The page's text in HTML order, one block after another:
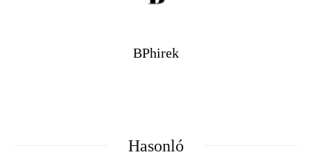
BPhirek
Hasonló